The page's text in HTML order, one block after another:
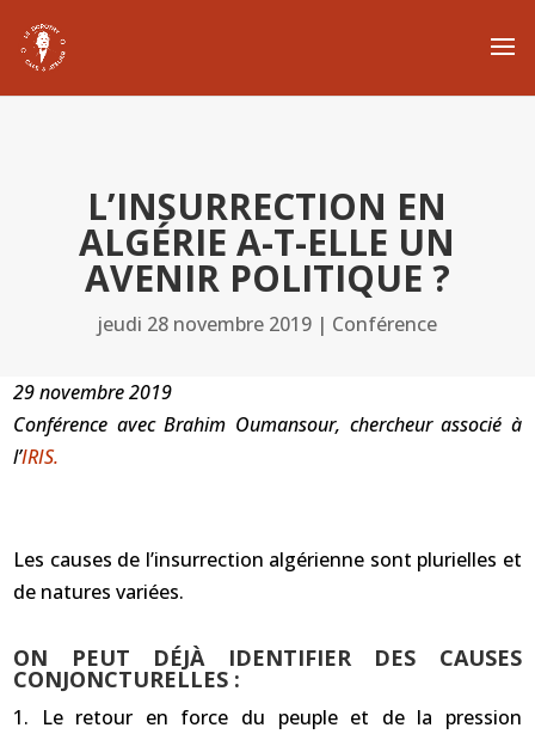
L’INSURRECTION EN
ALGÉRIE A-T-ELLE UN
AVENIR POLITIQUE ?
jeudi 28 novembre 2019 | Conférence
29 novembre 2019
Conférence avec Brahim Oumansour, chercheur associé à
l’IRIS.
Les causes de l’insurrection algérienne sont plurielles et
de natures variées.
ON PEUT DÉJÀ IDENTIFIER DES CAUSES
CONJONCTURELLES :
Le retour en force du peuple et de la pression